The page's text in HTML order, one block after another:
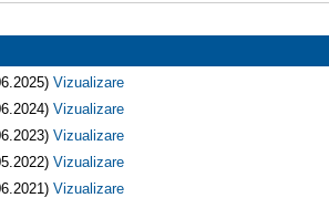
Vizualizare
Vizualizare
Vizualizare
Vizualizare
Vizualizare